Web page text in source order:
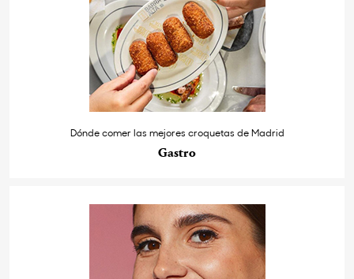
Dónde comer las mejores croquetas de Madrid
Gastro